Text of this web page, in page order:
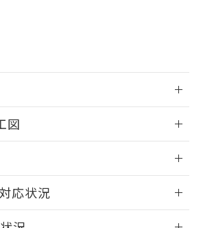
図
きます。
応状況
範囲」に記載されている法人を
ません。
指令のフタル酸エステル類４
は、対応完了までの期間は出
から、特段のことがない限
月12日より割愛しておりま